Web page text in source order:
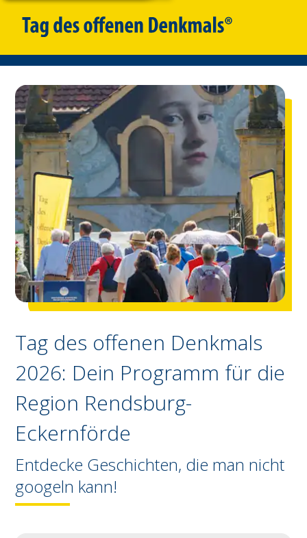
Tag des offenen Denkmals
2026: Dein Programm für die
Region Rendsburg-
Eckernförde
Entdecke Geschichten, die man nicht
googeln kann!